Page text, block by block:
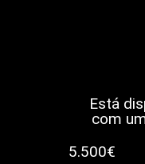
Está
com
5.500€